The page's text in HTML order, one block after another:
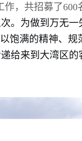
作，共招募了600
。 为做到万无一
饱满的精神、
给来到大湾区的